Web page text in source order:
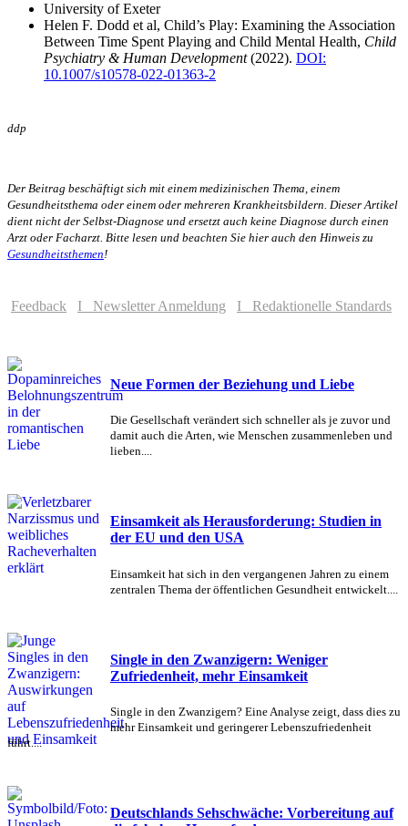
University of Exeter
Helen F. Dodd et al, Child’s Play: Examining the Association
Between Time Spent Playing and Child Mental Health, Child
Psychiatry & Human Development(2022). DOI:
10.1007/s10578-022-01363-2
ddp
Der Beitrag beschäftigt sich mit einem medizinischen Thema, einem
Gesundheitsthema oder einem oder mehreren Krankheitsbildern. Dieser Artikel
dient nicht der Selbst-Diagnose und ersetzt auch keine Diagnose durch einen
Arzt oder Facharzt. Bitte lesen und beachten Sie hier auch den Hinweis zu
Gesundheitsthemen!
Feedback I Newsletter Anmeldung I Redaktionelle Standards
Neue Formen der Beziehung und Liebe
Die Gesellschaft verändert sich schneller als je zuvor und
damit auch die Arten, wie Menschen zusammenleben und
lieben....
Einsamkeit als Herausforderung: Studien in
der EU und den USA
Einsamkeit hat sich in den vergangenen Jahren zu einem
zentralen Thema der öffentlichen Gesundheit entwickelt....
Single in den Zwanzigern: Weniger
Zufriedenheit, mehr Einsamkeit
Single in den Zwanzigern? Eine Analyse zeigt, dass dies zu
mehr Einsamkeit und geringerer Lebenszufriedenheit
führt....
Deutschlands Sehschwäche: Vorbereitung auf